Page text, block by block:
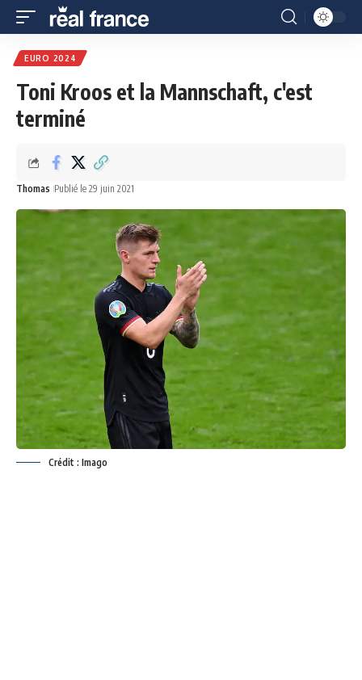
EURO 2024
Toni Kroos et la Mannschaft, c'est
terminé
Thomas Publié le 29 juin 2021
Crédit : Imago